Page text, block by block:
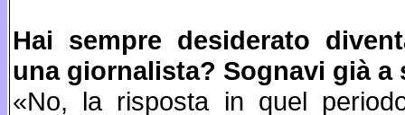
Hai sempre desiderato
una giornalista? Sognavi già
«No, la risposta in quel